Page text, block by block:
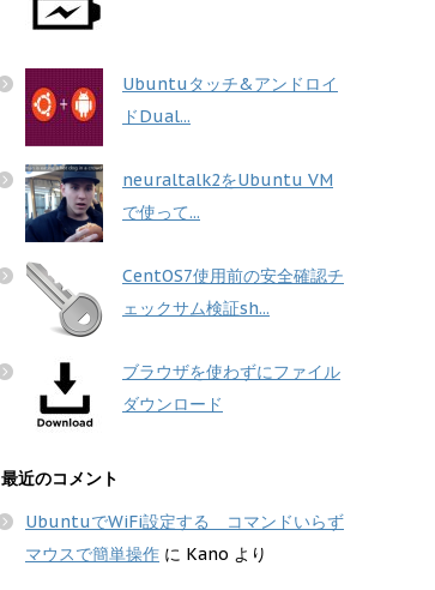
Ubuntuタッチ&アンドロイ
ドDual...
neuraltalk2をUbuntu VM
で使って...
CentOS7使用前の安全確認チ
ェックサム検証sh...
ブラウザを使わずにファイル
ダウンロード
最近のコメント
UbuntuでWiFi設定する コマンドいらず
マウスで簡単操作 に Kano より